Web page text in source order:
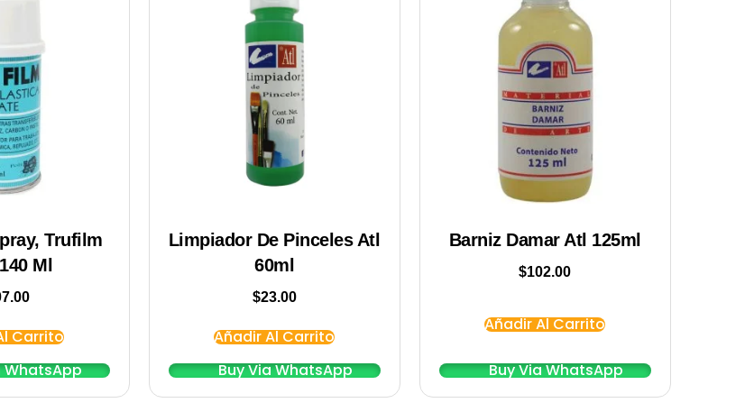
Trufilm
Ml
Carrito
WhatsApp
Limpiador De Pinceles Atl
60ml
$23.00
Añadir Al Carrito
Buy Via WhatsApp
Barniz Damar Atl 125ml
$102.00
Añadir Al Carrito
Buy Via WhatsApp